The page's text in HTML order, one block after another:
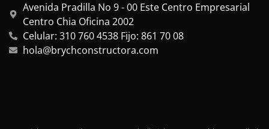
Avenida Pradilla No 9 - 00 Este Centro Empresarial
Centro Chia Oficina 2002
Celular: 310 760 4538 Fijo: 861 70 08
hola@brychconstructora.com